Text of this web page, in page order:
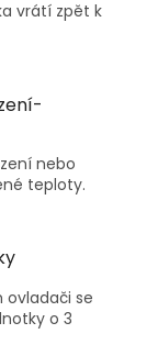
vrátí zpět k
nebo
teploty.
ovladači se
o 3